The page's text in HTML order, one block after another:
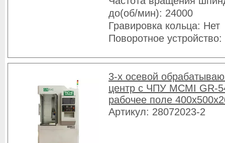
до(об/мин): 24000
Гравировка кольца: Нет
Поворотное
3-х осевой
центр с ЧПУ MCMI GR-
рабочее поле
Артикул: 28072023-2